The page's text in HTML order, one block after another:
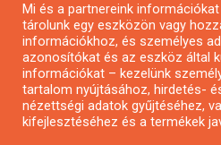
Pályázatírás civil
Pályázatírás
Pályázatfigyelés
Specifikus pályázatfigyelés
Mi és a partnereink
tárolunk egy eszközön vagy
információkhoz, és személyes
azonosítókat és az eszköz által
információkat – kezelünk
tartalom nyújtásához, hirdetés-
nézettségi adatok gyűjtéséhez,
kifejlesztéséhez és a termékek